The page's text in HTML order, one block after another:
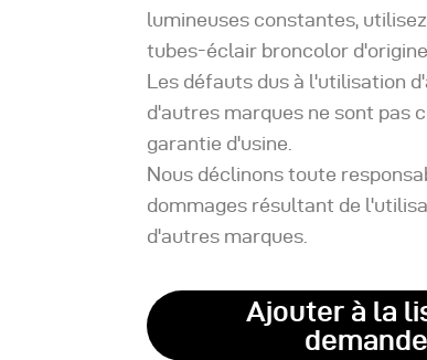
lumineuses constantes,
tubes-éclair broncolor d'origine.
Les défauts dus à l'utilisation
d'autres marques ne sont pas
garantie d'usine.
Nous déclinons toute
dommages résultant de
d'autres marques.
Ajouter à la